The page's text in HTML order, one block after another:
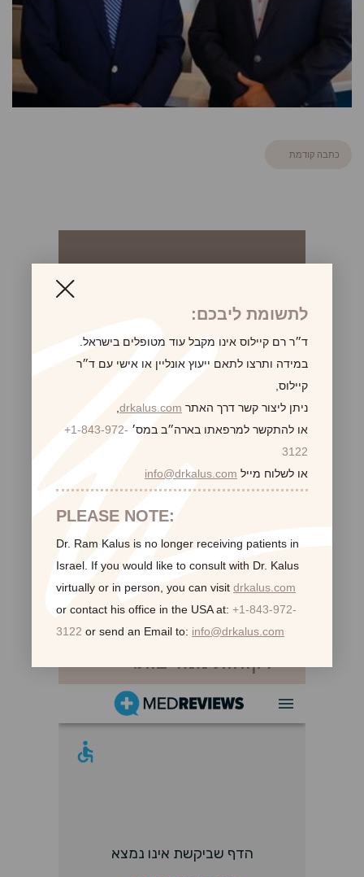
כתבה קודמת
לקביעת פגישת ייעוץ
לקוחות ממליצות:
לתשומת ליבכם:
ד״ר רם קיילוס אינו מקבל עוד מטופלים בישראל.
במידה ותרצו לתאם ייעוץ אונליין או אישי עם ד״ר
קיילוס,
ניתן ליצור קשר דרך האתר drkalus.com
או להתקשר למרפאתו בארה״ב במס׳ +1-843-972-
3122
או לשלוח מייל info@drkalus.com
PLEASE NOTE:
Dr. Ram Kalus is no longer receiving patients in
Israel. If you would like to consult with Dr. Kalus
virtually or in person, you can visit drkalus.com
or contact his office in the USA at: +1-843-972-
3122 or send an Email to: info@drkalus.com